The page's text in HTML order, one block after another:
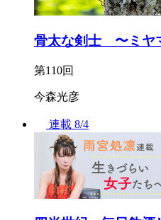
骨太な剣士 〜ミヤ
第110回
今森光彦
連載 8/4